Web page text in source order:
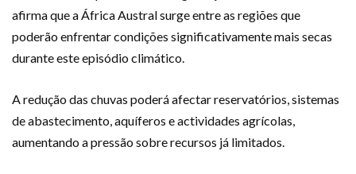
afirma que a África Austral surge entre as regiões que
poderão enfrentar condições significativamente mais secas
durante este episódio climático.
A redução das chuvas poderá afectar reservatórios, sistemas
de abastecimento, aquíferos e actividades agrícolas,
aumentando a pressão sobre recursos já limitados.